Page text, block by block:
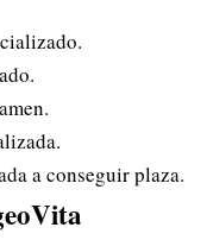
a conseguir plaza.